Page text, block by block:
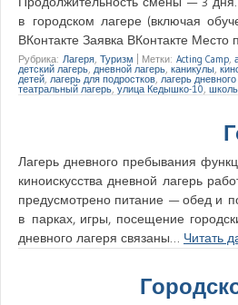
в городском лагере (включая
ВКонтакте Заявка ВКонтакте
Рубрика: Лагеря Туризм Метки: Acting Camp
детский лагерь дневной лагерь каникулы
детей лагерь для подростков, лагерь
театральный лагерь, улица Кедышко-10
Лагерь дневного пребывания
киноискусства дневной лагерь
предусмотрено питание — обед и
в парках, игры, посещение
дневного лагеря связаны… Читать